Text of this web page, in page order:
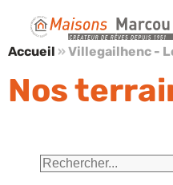
Valoriser votre terrain
Accueil »Villegailhenc -
Nos